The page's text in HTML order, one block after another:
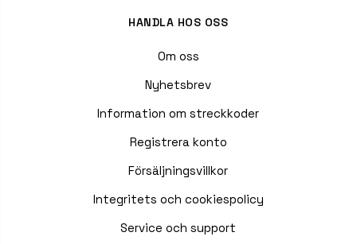
HANDLA HOS OSS
Om oss
Nyhetsbrev
Information om streckkoder
Registrera konto
Försäljningsvillkor
Integritets och cookiespolicy
Service och support